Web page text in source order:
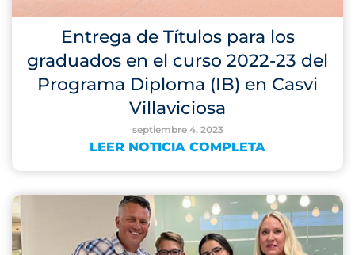
Entrega de Títulos para los
graduados en el curso 2022-23 del
Programa Diploma (IB) en Casvi
Villaviciosa
septiembre 4, 2023
LEER NOTICIA COMPLETA